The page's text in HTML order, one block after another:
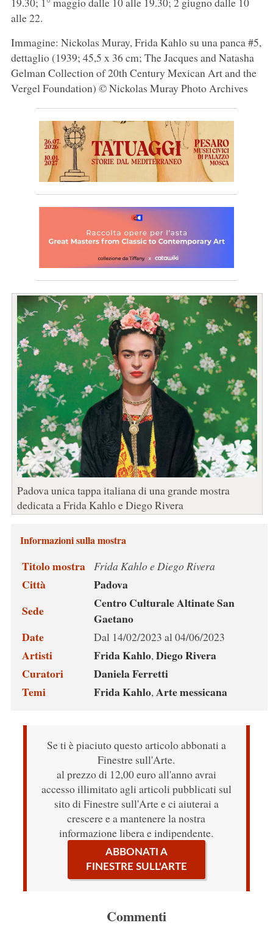
alle 22.
Immagine: Nickolas Muray, Frida Kahlo su una panca #5,
dettaglio (1939; 45,5 x 36 cm; The Jacques and Natasha
Gelman Collection of 20th Century Mexican Art and the
Vergel Foundation) © Nickolas Muray Photo Archives
Padova unica tappa italiana di una grande mostra
dedicata a Frida Kahlo e Diego Rivera
Informazioni sulla mostra
Titolo mostra Frida Kahlo e Diego Rivera
Città
Padova
Sede
Centro Culturale Altinate San
Gaetano
Date
Dal 14/02/2023 al 04/06/2023
Artisti Frida Kahlo,Diego Rivera
Curatori
Daniela Ferretti
Temi
Frida Kahlo,Arte messicana
Se ti è piaciuto questo articolo abbonati a
Finestre sull'Arte.
al prezzo di 12,00 euro all'anno avrai
accesso illimitato agli articoli pubblicati sul
sito di Finestre sull'Arte e ci aiuterai a
crescere e a mantenere la nostra
informazione libera e indipendente.
ABBONATI A
FINESTRE SULL'ARTE
Commenti